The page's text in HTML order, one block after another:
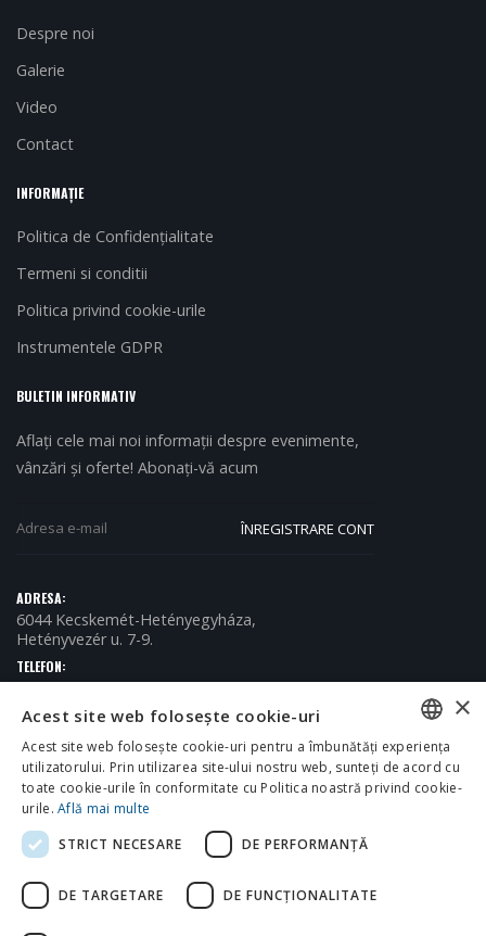
Despre noi
Galerie
Video
Contact
INFORMAȚIE
Politica de Confidențialitate
Termeni si conditii
Politica privind cookie-urile
Instrumentele GDPR
BULETIN INFORMATIV
Aflați cele mai noi informații despre evenimente,
vânzări și oferte! Abonați-vă acum
ADRESA:
6044 Kecskemét-Hetényegyháza,
Hetényvezér u. 7-9.
TELEFON:
+36 (76) 509-150
E-MAIL:
info@omikronkft.hu
PROGRAM:
H - P / 8:00 - 16:00
HUNGARIAN
×
Acest site web folosește cookie-uri
Acest site web folosește cookie-uri pentru a îmbunătăți experiența
utilizatorului. Prin utilizarea site-ului nostru web, sunteți de acord cu
toate cookie-urile în conformitate cu Politica noastră privind cookie-
urile. Află mai multe
STRICT NECESARE
DE PERFORMANȚĂ
DE TARGETARE DE FUNCŢIONALITATE